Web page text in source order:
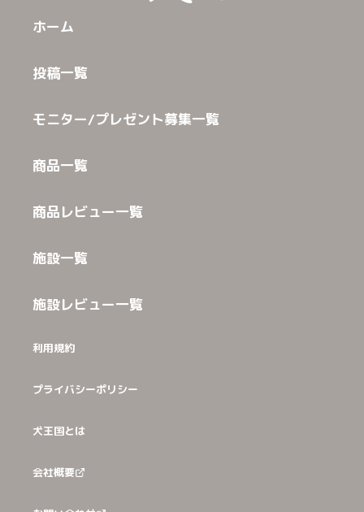
ホーム
投稿一覧
モニター/プレゼント募集一覧
商品一覧
商品レビュー一覧
施設一覧
施設レビュー一覧
利用規約
プライバシーポリシー
犬王国とは
会社概要